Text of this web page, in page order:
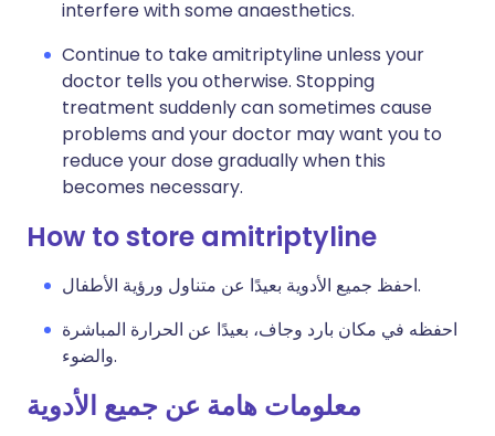
interfere with some anaesthetics.
Continue to take amitriptyline unless your
doctor tells you otherwise. Stopping
treatment suddenly can sometimes cause
problems and your doctor may want you to
reduce your dose gradually when this
becomes necessary.
How to store amitriptyline
احفظ جميع الأدوية بعيدًا عن متناول ورؤية الأطفال.
احفظه في مكان بارد وجاف، بعيدًا عن الحرارة المباشرة
والضوء.
معلومات هامة عن جميع الأدوية